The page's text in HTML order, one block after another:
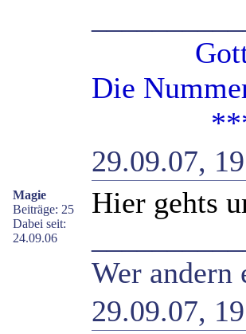
Gott
Die
Magie
Beiträge: 25
Dabei seit:
24.09.06
29.09.07,
Hier gehts
Wer andern
29.09.07,